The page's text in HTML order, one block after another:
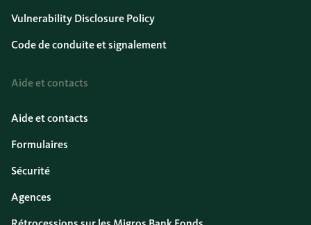
Vulnerability Disclosure Policy
Code de conduite et signalement
Aide et contacts
Aide et contacts
Formulaires
Sécurité
Agences